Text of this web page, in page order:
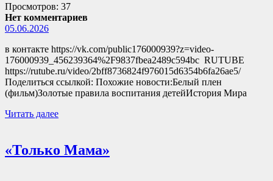
Просмотров: 37
Нет комментариев
05.06.2026
в контакте https://vk.com/public176000939?z=video-
176000939_456239364%2F9837fbea2489c594bc RUTUBE
https://rutube.ru/video/2bff8736824f976015d6354b6fa26ae5/
Поделиться ссылкой: Похожие новости:Белый плен
(фильм)Золотые правила воспитания детейИстория Мира
Читать далее
«Только Мама»